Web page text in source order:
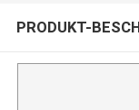
PRODUKT-